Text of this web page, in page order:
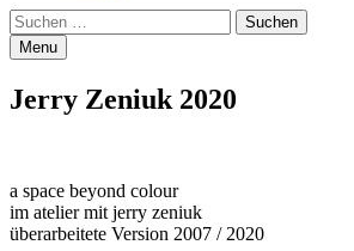
Search
Suchen
nach:
Menu
Jerry Zeniuk 2020
a space beyond colour
im atelier mit jerry zeniuk
überarbeitete Version 2007 / 2020